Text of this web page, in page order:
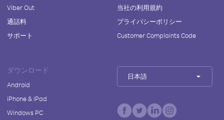
Viber Out
通話料
サポート
当社の利用規約
プライバシーポリシー
Customer Complaints Code
ダウンロード
Android
iPhone & iPad
Windows PC
日本語